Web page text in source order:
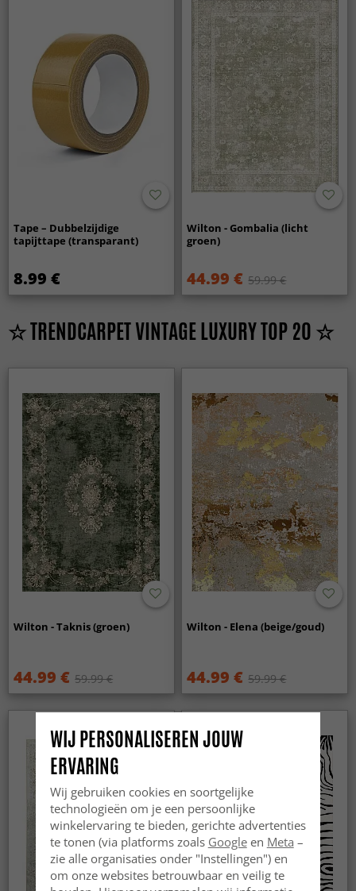
Tape – Dubbelzijdige
tapijttape (transparant)
8.99 €
Wilton - Gombalia (licht
groen)
44.99 € 59.99 €
☆ TRENDCARPET VINTAGE LUXURY TOP 20 ☆
Wilton - Taknis (groen)
44.99 € 59.99 €
Wilton - Elena (beige/goud)
44.99 € 59.99 €
WIJ PERSONALISEREN JOUW
ERVARING
Wij gebruiken cookies en soortgelijke
technologieën om je een persoonlijke
winkelervaring te bieden, gerichte advertenties
te tonen (via platforms zoals Googleen Meta –
zie alle organisaties onder "Instellingen") en
om onze websites betrouwbaar en veilig te